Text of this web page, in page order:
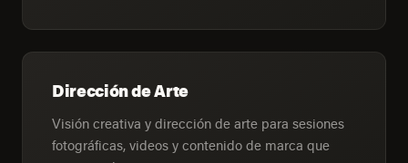
Dirección de Arte
Visión creativa y dirección de arte para sesiones
fotográficas, videos y contenido de marca que